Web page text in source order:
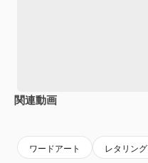
関連動画
ワードアート レタリング